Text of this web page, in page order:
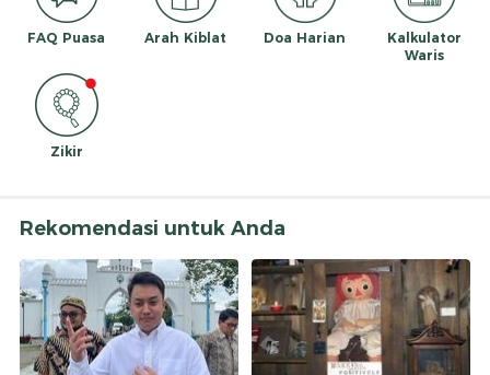
FAQ Puasa Arah Kiblat Doa Harian
Kalkulator
Waris
Zikir
Rekomendasi untuk Anda